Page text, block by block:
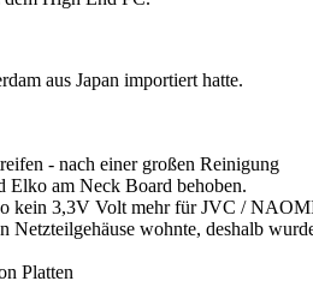
aus Japan importiert hatte.
- nach einer großen Reinigung
Elko am Neck Board behoben.
kein 3,3V Volt mehr für JVC /
Netzteilgehäuse wohnte, deshalb
Platten